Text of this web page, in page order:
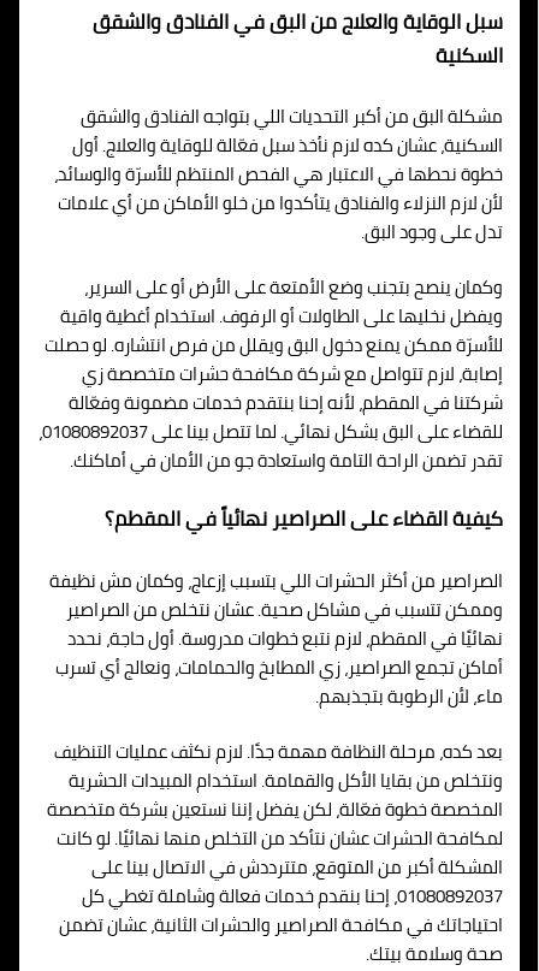
سبل الوقاية والعلاج من البق في الفنادق والشقق
السكنية
مشكلة البق من أكبر التحديات اللي بتواجه الفنادق والشقق
السكنية، عشان كده لازم نأخذ سبل فعّالة للوقاية والعلاج. أول
خطوة نحطها في الاعتبار هي الفحص المنتظم للأسرّة والوسائد،
لأن لازم النزلاء والفنادق يتأكدوا من خلو الأماكن من أي علامات
تدل على وجود البق.
وكمان ينصح بتجنب وضع الأمتعة على الأرض أو على السرير،
ويفضل نخليها على الطاولات أو الرفوف. استخدام أغطية واقية
للأسرّة ممكن يمنع دخول البق ويقلل من فرص انتشاره. لو حصلت
إصابة، لازم تتواصل مع شركة مكافحة حشرات متخصصة زي
شركتنا في المقطم، لأنه إحنا بنتقدم خدمات مضمونة وفعّالة
للقضاء على البق بشكل نهائي. لما تتصل بينا على 01080892037،
تقدر تضمن الراحة التامة واستعادة جو من الأمان في أماكنك.
كيفية القضاء على الصراصير نهائياً في المقطم؟
الصراصير من أكثر الحشرات اللي بتسبب إزعاج، وكمان مش نظيفة
وممكن تتسبب في مشاكل صحية. عشان نتخلص من الصراصير
نهائيًا في المقطم، لازم نتبع خطوات مدروسة. أول حاجة، نحدد
أماكن تجمع الصراصير، زي المطابخ والحمامات، ونعالج أي تسرب
ماء، لأن الرطوبة بتجذبهم.
بعد كده، مرحلة النظافة مهمة جدًا. لازم نكثف عمليات التنظيف
ونتخلص من بقايا الأكل والقمامة. استخدام المبيدات الحشرية
المخصصة خطوة فعّالة، لكن يفضل إننا نستعين بشركة متخصصة
لمكافحة الحشرات عشان نتأكد من التخلص منها نهائيًا. لو كانت
المشكلة أكبر من المتوقع، متترددش في الاتصال بينا على
01080892037، إحنا بنقدم خدمات فعالة وشاملة تغطي كل
احتياجاتك في مكافحة الصراصير والحشرات الثانية، عشان تضمن
صحة وسلامة بيتك.